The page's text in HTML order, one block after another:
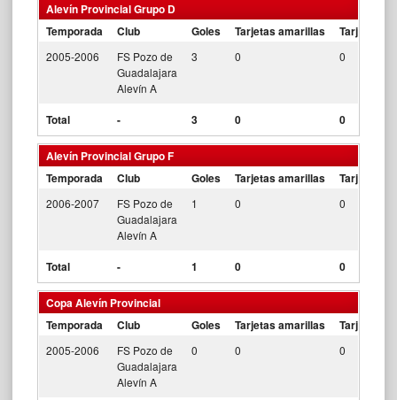
Alevín Provincial Grupo D
Temporada
Club Goles Tarjetas amarillas Tarjetas
2005-2006
FS Pozo de
Guadalajara
Alevín A
3 0 0
Total - 3 0 0
Alevín Provincial Grupo F
Temporada
Club Goles Tarjetas amarillas Tarjetas
2006-2007
FS Pozo de
Guadalajara
Alevín A
1 0 0
Total - 1 0 0
Copa Alevín Provincial
Temporada
Club Goles Tarjetas amarillas Tarjetas
2005-2006
FS Pozo de
Guadalajara
Alevín A
0 0 0